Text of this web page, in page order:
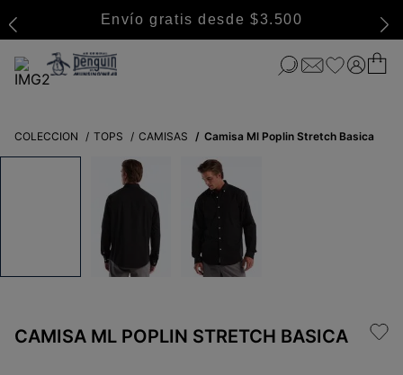
Envío gratis desde $3.500
COLECCION TOPS CAMISAS Camisa Ml Poplin Stretch Basica
CAMISA ML POPLIN STRETCH BASICA